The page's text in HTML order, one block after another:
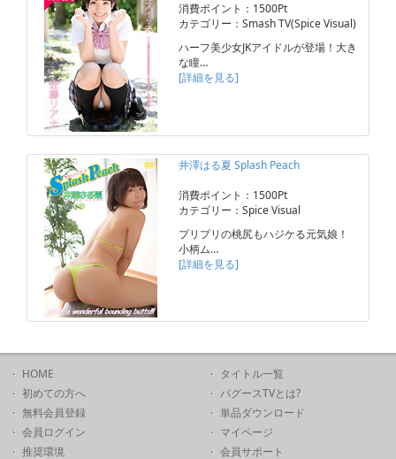
消費ポイント：1500Pt
カテゴリー：Smash TV(Spice Visual)
ハーフ美少女JKアイドルが登場！大き
な瞳…
[詳細を見る]
井澤はる夏 Splash Peach
消費ポイント：1500Pt
カテゴリー：Spice Visual
プリプリの桃尻もハジケる元気娘！
小柄ム…
[詳細を見る]
HOME
初めての方へ
無料会員登録
会員ログイン
推奨環境
タイトル一覧
バグースTVとは?
単品ダウンロード
マイページ
会員サポート